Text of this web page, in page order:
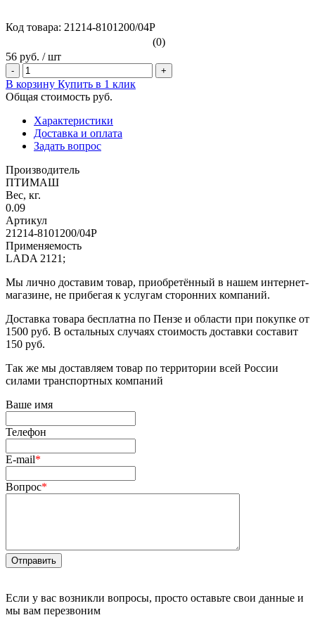
Код товара: 21214-8101200/04Р
(0)
56 руб. / шт
- +
В корзину Купить в 1 клик
Общая стоимость руб.
Характеристики
Доставка и оплата
Задать вопрос
Производитель
ПТИМАШ
Вес, кг.
0.09
Артикул
21214-8101200/04Р
Применяемость
LADA 2121;
Мы лично доставим товар, приобретённый в нашем интернет-
магазине, не прибегая к услугам сторонних компаний.
Доставка товара бесплатна по Пензе и области при покупке от
1500 руб. В остальных случаях стоимость доставки составит
150 руб.
Так же мы доставляем товар по территории всей России
силами транспортных компаний
Ваше имя
Телефон
E-mail*
Вопрос*
Отправить
Если у вас возникли вопросы, просто оставьте свои данные и
мы вам перезвоним